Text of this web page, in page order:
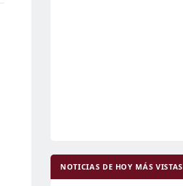
NOTICIAS DE HOY MÁS VISTAS